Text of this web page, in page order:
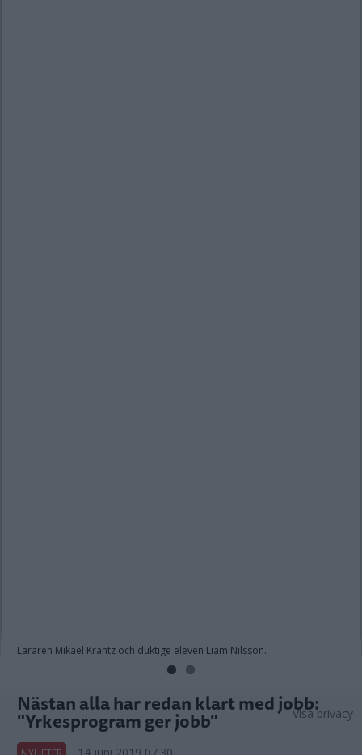
Läraren Mikael Krantz och duktige eleven Liam Nilsson.
Nästan alla har redan klart med jobb:
"Yrkesprogram ger jobb" Visa privacy